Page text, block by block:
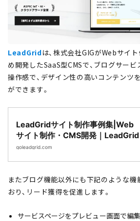
LeadGridは、株式会社GIGがWebサイ
め開発したSaaS型CMSで、ブログサー
操作感で、デザイン性の高いコンテンツ
ができます。
LeadGridサイト制作事例集|Web
サイト制作・CMS開発｜LeadGrid
goleadgrid.com
またブログ機能以外にも下記のような機
おり、リード獲得を促進します。
サービスページをプレビュー画面で編集